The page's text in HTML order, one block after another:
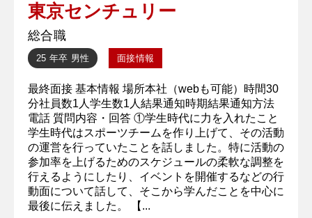
東京センチュリー
総合職
25 年卒 男性 面接情報
最終面接 基本情報 場所本社（webも可能）時間30
分社員数1人学生数1人結果通知時期結果通知方法
電話 質問内容・回答 ①学生時代に力を入れたこと
学生時代はスポーツチームを作り上げて、その活動
の運営を行っていたことを話しました。特に活動の
参加率を上げるためのスケジュールの柔軟な調整を
行えるようにしたり、イベントを開催するなどの行
動面について話して、そこから学んだことを中心に
最後に伝えました。 【...